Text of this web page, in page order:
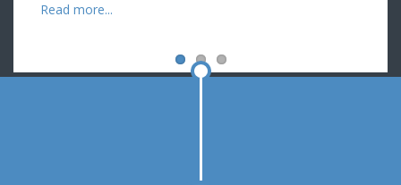
Read more...